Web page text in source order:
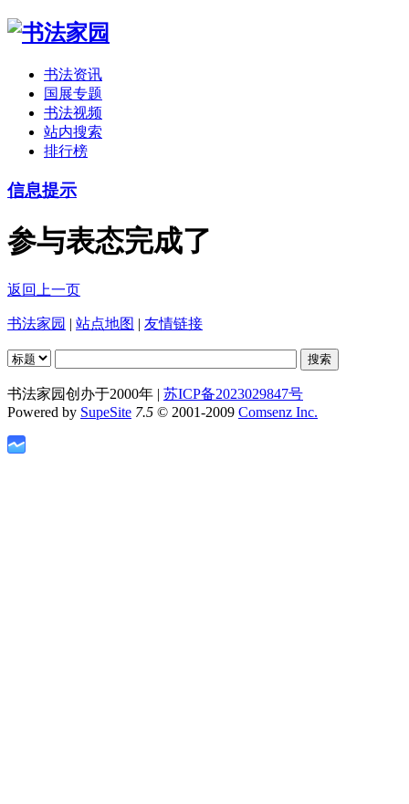
书法资讯
国展专题
书法视频
站内搜索
排行榜
信息提示
参与表态完成了
返回上一页
书法家园 | 站点地图 | 友情链接
书法家园创办于2000年 | 苏ICP备2023029847号
Powered by SupeSite 7.5 © 2001-2009 Comsenz Inc.